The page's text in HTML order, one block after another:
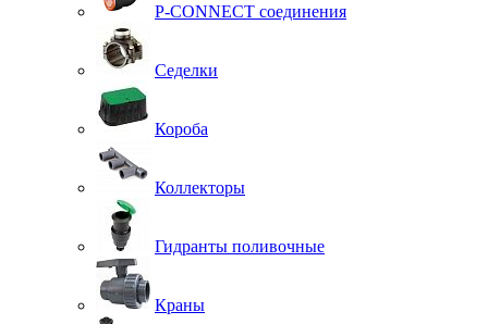
P-CONNECT соединения
Седелки
Короба
Коллекторы
Гидранты поливочные
Краны